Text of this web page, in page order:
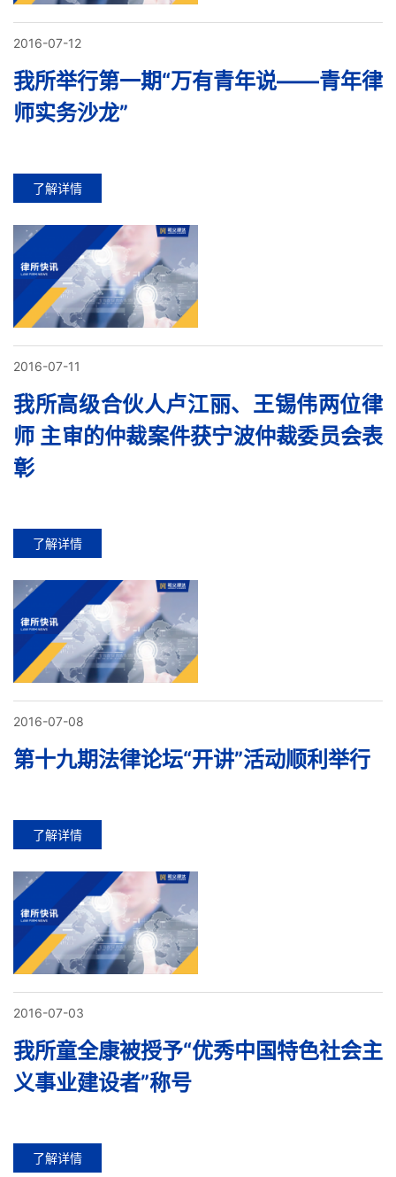
2016-07-12
我所举行第一期“万有青年说——青年律
师实务沙龙”
了解详情
2016-07-11
我所高级合伙人卢江丽、王锡伟两位律
师 主审的仲裁案件获宁波仲裁委员会表
彰
了解详情
2016-07-08
第十九期法律论坛“开讲”活动顺利举行
了解详情
2016-07-03
我所童全康被授予“优秀中国特色社会主
义事业建设者”称号
了解详情